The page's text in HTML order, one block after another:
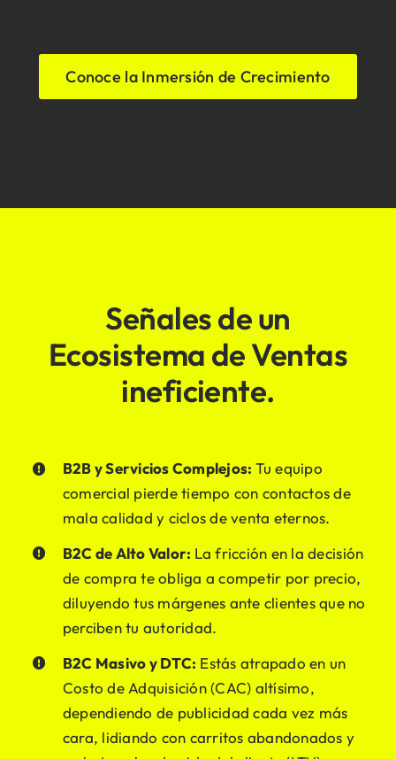
Conoce la Inmersión de Crecimiento
Señales de un
Ecosistema de Ventas
ineficiente.
B2B y Servicios Complejos: Tu equipo
comercial pierde tiempo con contactos de
mala calidad y ciclos de venta eternos.
B2C de Alto Valor: La fricción en la decisión
de compra te obliga a competir por precio,
diluyendo tus márgenes ante clientes que no
perciben tu autoridad.
B2C Masivo y DTC: Estás atrapado en un
Costo de Adquisición (CAC) altísimo,
dependiendo de publicidad cada vez más
cara, lidiando con carritos abandonados y